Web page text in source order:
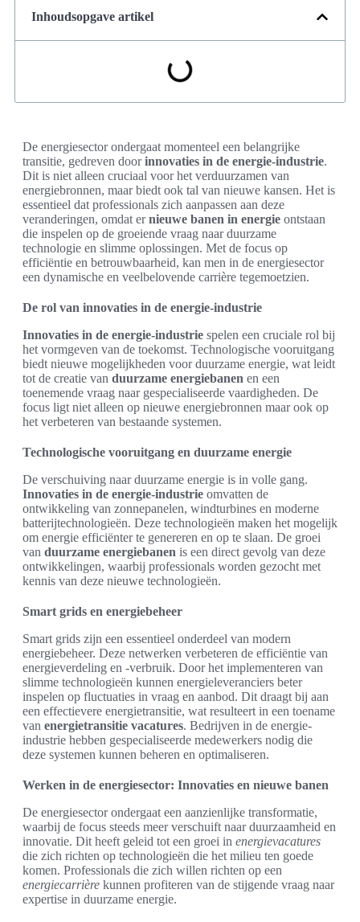
Inhoudsopgave artikel
De energiesector ondergaat momenteel een belangrijke
transitie, gedreven doorinnovaties in de energie-industrie.
Dit is niet alleen cruciaal voor het verduurzamen van
energiebronnen, maar biedt ook tal van nieuwe kansen. Het is
essentieel dat professionals zich aanpassen aan deze
veranderingen, omdat ernieuwe banen in energie ontstaan
die inspelen op de groeiende vraag naar duurzame
technologie en slimme oplossingen. Met de focus op
efficiëntie en betrouwbaarheid, kan men in de energiesector
een dynamische en veelbelovende carrière tegemoetzien.
De rol van innovaties in de energie-industrie
Innovaties in de energie-industrie spelen een cruciale rol bij
het vormgeven van de toekomst. Technologische vooruitgang
biedt nieuwe mogelijkheden voor duurzame energie, wat leidt
tot de creatie van duurzame energiebanen en een
toenemende vraag naar gespecialiseerde vaardigheden. De
focus ligt niet alleen op nieuwe energiebronnen maar ook op
het verbeteren van bestaande systemen.
Technologische vooruitgang en duurzame energie
De verschuiving naar duurzame energie is in volle gang.
Innovaties in de energie-industrie omvatten de
ontwikkeling van zonnepanelen, windturbines en moderne
batterijtechnologieën. Deze technologieën maken het mogelijk
om energie efficiënter te genereren en op te slaan. De groei
van duurzame energiebanen is een direct gevolg van deze
ontwikkelingen, waarbij professionals worden gezocht met
kennis van deze nieuwe technologieën.
Smart grids en energiebeheer
Smart grids zijn een essentieel onderdeel van modern
energiebeheer. Deze netwerken verbeteren de efficiëntie van
energieverdeling en -verbruik. Door het implementeren van
slimme technologieën kunnen energieleveranciers beter
inspelen op fluctuaties in vraag en aanbod. Dit draagt bij aan
een effectievere energietransitie, wat resulteert in een toename
van energietransitie vacatures. Bedrijven in de energie-
industrie hebben gespecialiseerde medewerkers nodig die
deze systemen kunnen beheren en optimaliseren.
Werken in de energiesector: Innovaties en nieuwe banen
De energiesector ondergaat een aanzienlijke transformatie,
waarbij de focus steeds meer verschuift naar duurzaamheid en
innovatie. Dit heeft geleid tot een groei in energievacatures
die zich richten op technologieën die het milieu ten goede
komen. Professionals die zich willen richten op een
energiecarrière kunnen profiteren van de stijgende vraag naar
expertise in duurzame energie.